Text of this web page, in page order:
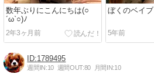
数年ぶりにこんにちは(○
´ω`○)ﾉ
2年3ヶ月前
ぼくのベイブ
5年前
1789495
週間IN:10 週間OUT:80 月間IN:10